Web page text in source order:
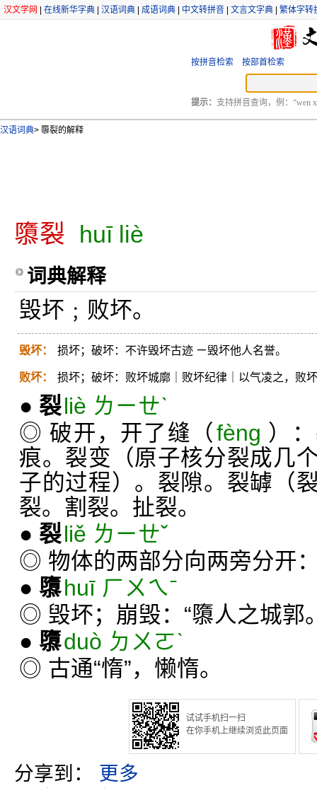
汉文学网 在线新华字典 汉语词典 成语词典 中文转拼音 文言文字典 繁体字转
按拼音检索 按部首检索
提示： 支持拼音查询，例：“wen
汉语词典> 隳裂的解释
隳裂 huī liè
词典解释
毁坏﹔败坏。
毁坏： 损坏；破坏：不许毁坏古迹 ㄧ毁坏他人名誉。
败坏： 损坏；破坏：败坏城廓｜败坏纪律｜以气凌之，败
● 裂liè ㄌㄧㄝˋ
◎ 破开，开了缝（fèng ）
痕。裂变（原子核分裂成几
子的过程）。裂隙。裂罅（
裂。割裂。扯裂。
● 裂liě ㄌㄧㄝˇ
◎ 物体的两部分向两旁分开
● 隳huī ㄏㄨㄟˉ
◎ 毁坏；崩毁：“隳人之城郭
● 隳duò ㄉㄨㄛˋ
◎ 古通“惰”，懒惰。
试试手机扫一扫
在你手机上继续浏览此页面
分享到： 更多